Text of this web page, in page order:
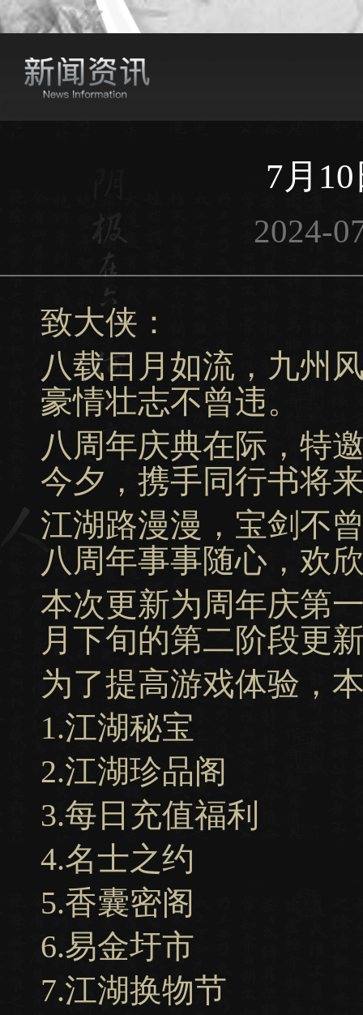
7月
2024-
致大侠：
八载日月如流，九州
豪情壮志不曾违。
八周年庆典在际，特
今夕，携手同行书将
江湖路漫漫，宝剑不
八周年事事随心，欢
本次更新为周年庆第
月下旬的第二阶段更
为了提高游戏体验，
1.江湖秘宝
2.江湖珍品阁
3.每日充值福利
4.名士之约
5.香囊密阁
6.易金圩市
7.江湖换物节